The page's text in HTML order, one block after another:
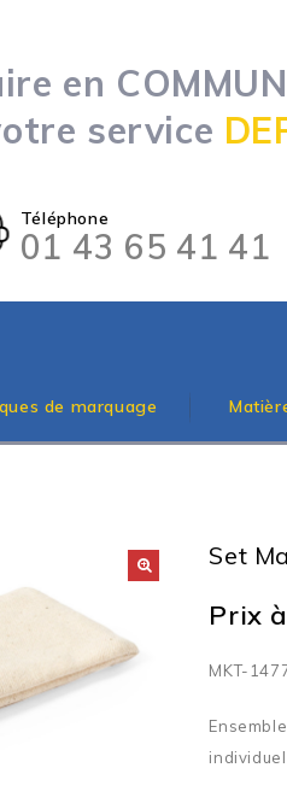
en
service
Téléphone
01 43 65 41 41
de marquage
Set
Prix
MKT-